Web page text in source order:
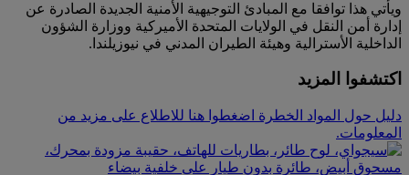
ويأتي هذا توافقا مع المبادئ التوجيهية الأمنية الجديدة الصادرة عن
إدارة أمن النقل في الولايات المتحدة الأميركية ووزارة الشؤون
الداخلية الأسترالية وهيئة الطيران المدني في نيوزيلندا.
اكتشفوا المزيد
دليل حول المواد الخطرة اضغطوا هنا للاطلاع على مزيد من
المعلومات.